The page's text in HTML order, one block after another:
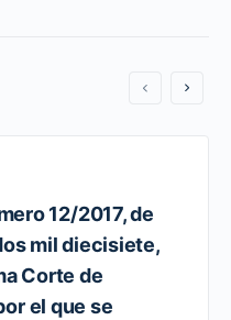
12/2017, de
mil diecisiete,
Corte de
el que se